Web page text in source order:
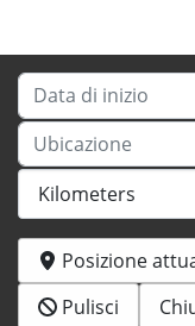
Data di inizio
Ubicazione
Posizione
Pulisci